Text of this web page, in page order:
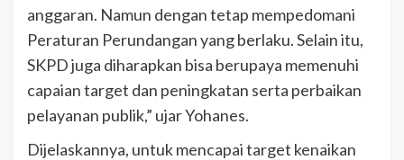
anggaran. Namun dengan tetap mempedomani
Peraturan Perundangan yang berlaku. Selain itu,
SKPD juga diharapkan bisa berupaya memenuhi
capaian target dan peningkatan serta perbaikan
pelayanan publik,” ujar Yohanes.
Dijelaskannya, untuk mencapai target kenaikan